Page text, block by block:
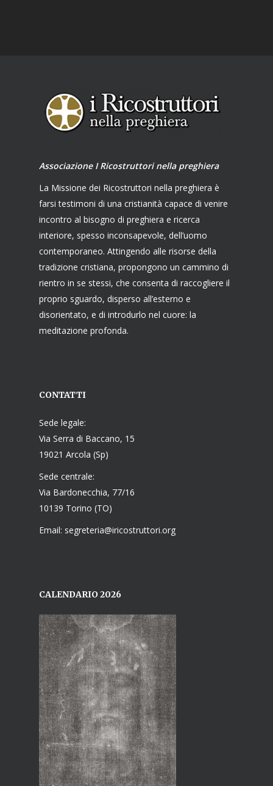
Associazione I Ricostruttori nella preghiera
La Missione dei Ricostruttori nella preghiera è
farsi testimoni di una cristianità capace di venire
incontro al bisogno di preghiera e ricerca
interiore, spesso inconsapevole, dell’uomo
contemporaneo. Attingendo alle risorse della
tradizione cristiana, propongono un cammino di
rientro in se stessi, che consenta di raccogliere il
proprio sguardo, disperso all’esterno e
disorientato, e di introdurlo nel cuore: la
meditazione profonda.
CONTATTI
Sede legale:
Via Serra di Baccano, 15
19021 Arcola (Sp)
Sede centrale:
Via Bardonecchia, 77/16
10139 Torino (TO)
Email: segreteria@iricostruttori.org
CALENDARIO 2026